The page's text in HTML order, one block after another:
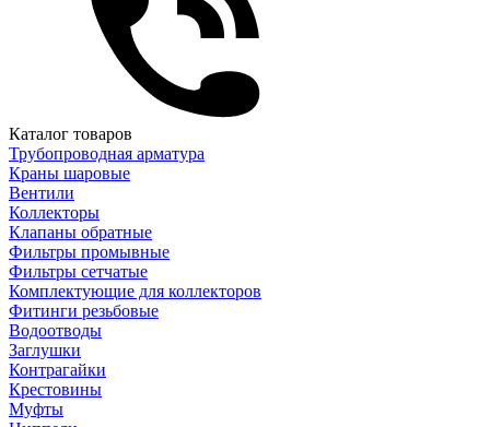
Каталог товаров
Трубопроводная арматура
Краны шаровые
Вентили
Коллекторы
Клапаны обратные
Фильтры промывные
Фильтры сетчатые
Комплектующие для коллекторов
Фитинги резьбовые
Водоотводы
Заглушки
Контрагайки
Крестовины
Муфты